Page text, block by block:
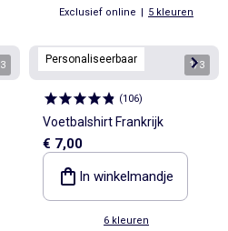
Exclusief online | 5 kleuren
3 Personaliseerbaar 1/3
(106)
Voetbalshirt Frankrijk
€ 7,00
In winkelmandje
6 kleuren